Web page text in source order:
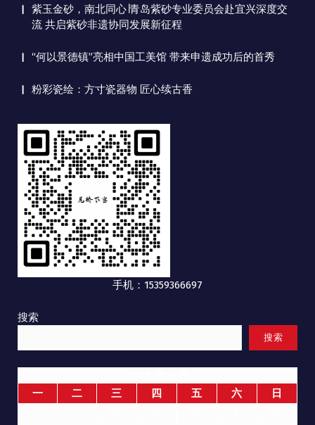
紫玉金砂，南北同心∣青岛紫砂专业委员会赴宜兴深度交
流 共启紫砂非遗协同发展新征程
“何以景德镇”亮相中国工美馆 带来申遗成功后的首秀
粉彩瓷绘：方寸瓷器物 匠心续古香
手机：15359366697
搜索
搜索
一
二 三 四 五 六
日